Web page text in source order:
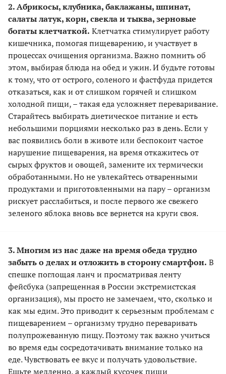
2. Абрикосы, клубника, баклажаны, шпинат,
салаты латук, корн, свекла и тыква, зерновые
богаты клетчаткой. Клетчатка стимулирует работу
кишечника, помогая пищеварению, и участвует в
процессах очищения организма. Важно помнить об
этом, выбирая блюда на обед и ужин. И будьте готовы
к тому, что от острого, соленого и фастфуда придется
отказаться, как и от слишком горячей и слишком
холодной пищи, – такая еда усложняет переваривание.
Старайтесь выбирать диетическое питание и есть
небольшими порциями несколько раз в день. Если у
вас появились боли в животе или беспокоит частое
нарушение пищеварения, на время откажитесь от
сырых фруктов и овощей, замените их термически
обработанными. Но не увлекайтесь отваренными
продуктами и приготовленными на пару – организм
рискует расслабиться, и после первого же свежего
зеленого яблока вновь все вернется на круги своя.
3. Многим из нас даже на время обеда трудно
забыть о делах и отложить в сторону смартфон. В
спешке поглощая ланч и просматривая ленту
фейсбука (запрещенная в России экстремистская
организация), мы просто не замечаем, что, сколько и
как мы едим. Это приводит к серьезным проблемам с
пищеварением – организму трудно переваривать
полупрожеванную пищу. Поэтому так важно учиться
во время еды сосредотачивать внимание только на
еде. Чувствовать ее вкус и получать удовольствие.
Ешьте медленно, а каждый кусочек пищи